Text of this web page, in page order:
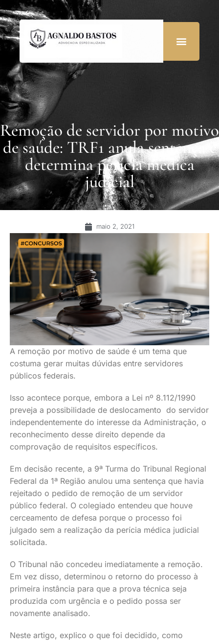
Remoção de servidor por motivo
de saúde: TRF1 anula sentença e
determina perícia médica
judicial
maio 2, 2021
A remoção por motivo de saúde é um tema que
costuma gerar muitas dúvidas entre servidores
públicos federais.
Isso acontece porque, embora a Lei nº 8.112/1990
preveja a possibilidade de deslocamento do servidor
independentemente do interesse da Administração, o
reconhecimento desse direito depende da
comprovação de requisitos específicos.
Em decisão recente, a 9ª Turma do Tribunal Regional
Federal da 1ª Região anulou uma sentença que havia
rejeitado o pedido de remoção de um servidor
público federal. O colegiado entendeu que houve
cerceamento de defesa porque o processo foi
julgado sem a realização da perícia médica judicial
solicitada.
O Tribunal não concedeu imediatamente a remoção.
Em vez disso, determinou o retorno do processo à
primeira instância para que a prova técnica seja
produzida com urgência e o pedido possa ser
novamente analisado.
Neste artigo, explico o que foi decidido, como